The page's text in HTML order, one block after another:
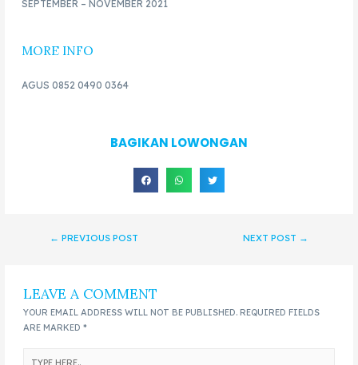
SEPTEMBER – NOVEMBER 2021
MORE INFO
AGUS 0852 0490 0364
BAGIKAN LOWONGAN
← PREVIOUS POST NEXT POST →
LEAVE A COMMENT
YOUR EMAIL ADDRESS WILL NOT BE PUBLISHED. REQUIRED FIELDS
ARE MARKED*